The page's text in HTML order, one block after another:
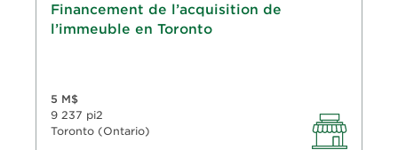
Financement de l’acquisition de
l’immeuble en Toronto
5 M$
9 237 pi2
Toronto (Ontario)
Prêt hypothécaire de premier rang
conventionnel